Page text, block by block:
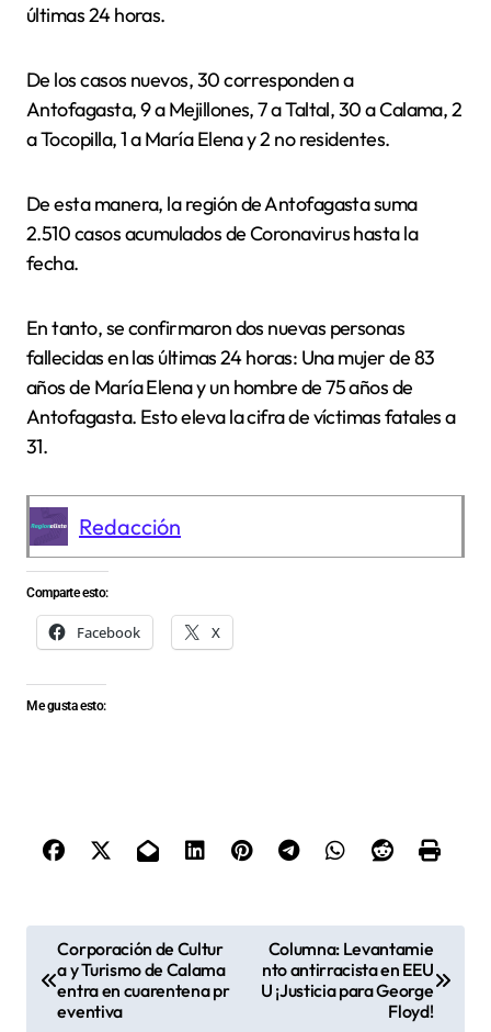
últimas 24 horas.
De los casos nuevos, 30 corresponden a
Antofagasta, 9 a Mejillones, 7 a Taltal, 30 a Calama, 2
a Tocopilla, 1 a María Elena y 2 no residentes.
De esta manera, la región de Antofagasta suma
2.510 casos acumulados de Coronavirus hasta la
fecha.
En tanto, se confirmaron dos nuevas personas
fallecidas en las últimas 24 horas: Una mujer de 83
años de María Elena y un hombre de 75 años de
Antofagasta. Esto eleva la cifra de víctimas fatales a
31.
Redacción
Comparte esto:
Facebook X
Me gusta esto:
Corporación de Cultur
a y Turismo de Calama
entra en cuarentena pr
eventiva
Columna: Levantamie
nto antirracista en EEU
U ¡Justicia para George
Floyd!